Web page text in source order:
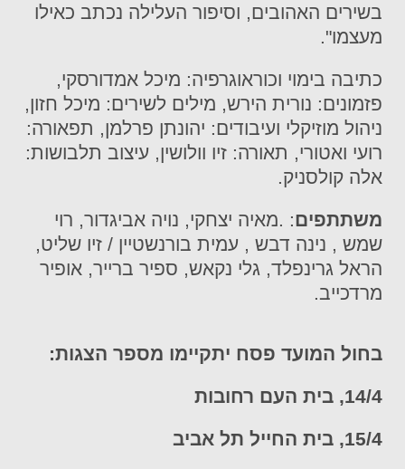
בשירים האהובים, וסיפור העלילה נכתב כאילו
מעצמו".
כתיבה בימוי וכוראוגרפיה: מיכל אמדורסקי,
פזמונים: נורית הירש, מילים לשירים: מיכל חזון,
ניהול מוזיקלי ועיבודים: יהונתן פרלמן, תפאורה:
רועי ואטורי, תאורה: זיו וולושין, עיצוב תלבושות:
אלה קולסניק.
משתתפים: .מאיה יצחקי, נויה אביגדור, רוי
שמש , נינה דבש , עמית בורנשטיין / זיו שליט,
הראל גרינפלד, גלי נקאש, ספיר ברייר, אופיר
מרדכייב.
בחול המועד פסח יתקיימו מספר הצגות:
14/4, בית העם רחובות
15/4, בית החייל תל אביב